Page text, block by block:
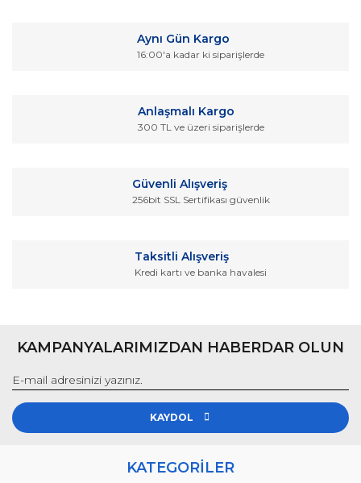
Görüş ve önerileriniz için teşekkür ederiz.
Ürün bilgilerinde hatalar bulunuyor.
Gönder
Aynı Gün Kargo
16:00'a kadar ki siparişlerde
Anlaşmalı Kargo
300 TL ve üzeri siparişlerde
Güvenli Alışveriş
256bit SSL Sertifikası güvenlik
Taksitli Alışveriş
Kredi kartı ve banka havalesi
KAMPANYALARIMIZDAN HABERDAR OLUN
KAYDOL
KATEGORİLER